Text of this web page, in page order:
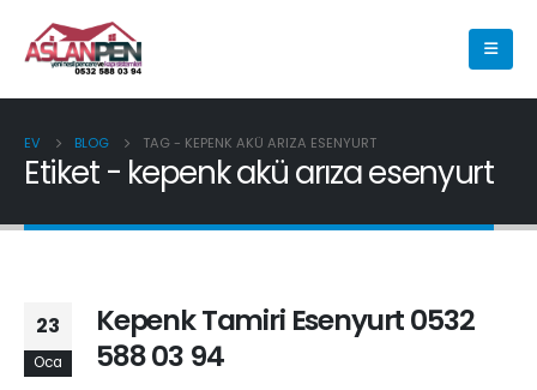
EV BLOG TAG - KEPENK AKÜ ARIZA ESENYURT
Etiket - kepenk akü arıza esenyurt
23
Oca
Kepenk Tamiri Esenyurt 0532
588 03 94